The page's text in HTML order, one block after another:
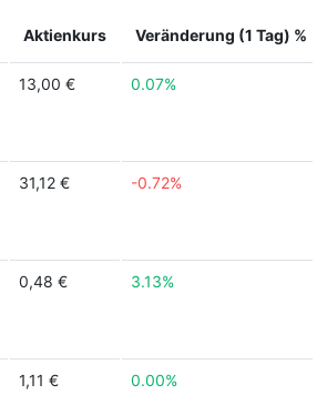
Aktienkurs Veränderung (1 Tag) %
13,00 € 0.07%
31,12 € -0.72%
0,48 € 3.13%
1,11 € 0.00%